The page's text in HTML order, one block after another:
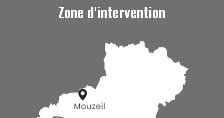
Zone d'intervention